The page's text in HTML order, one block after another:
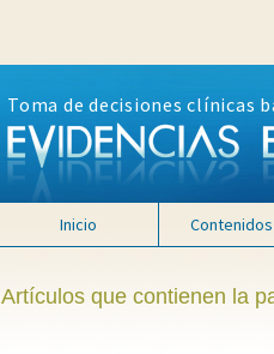
Toma de decisiones clínicas
Inicio Contenidos
Artículos que contienen la